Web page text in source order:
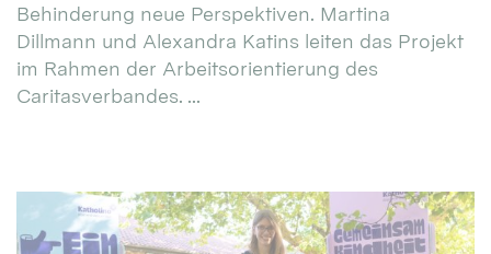
Behinderung neue Perspektiven. Martina
Dillmann und Alexandra Katins leiten das Projekt
im Rahmen der Arbeitsorientierung des
Caritasverbandes. ...